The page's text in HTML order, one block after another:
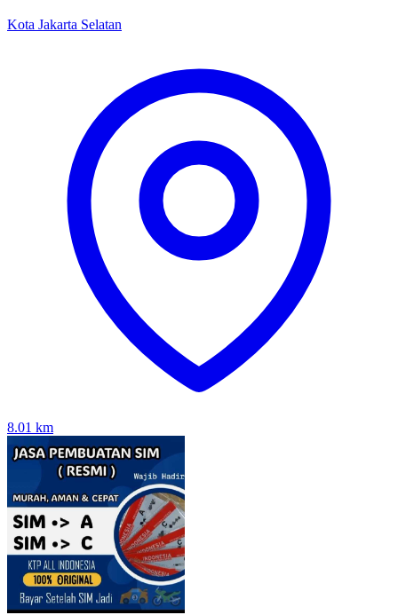
Kota Jakarta Selatan
8.01 km